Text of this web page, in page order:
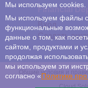
Financial
Вход
Создать
Общие условия и
Cloud
Мы используем cookies.
Мы используем файлы
функциональные
данные о том, как
сайтом, продуктами и
продолжая
мы используем эти
согласно «Политике